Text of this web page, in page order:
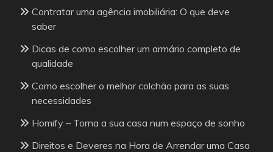
Contratar uma agência imobiliária: O que deve
saber
Dicas de como escolher um armário completo de
qualidade
Como escolher o melhor colchão para as suas
necessidades
Homify – Torna a sua casa num espaço de sonho
Direitos e Deveres na Hora de Arrendar uma Casa